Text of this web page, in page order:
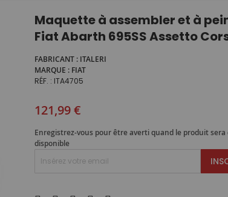
Maquette à assembler et à
Fiat Abarth 695SS Assetto
FABRICANT
ITALERI
MARQUE
FIAT
RÉF.
ITA4705
121,99 €
Enregistrez-vous pour être averti quand le produit sera
disponible